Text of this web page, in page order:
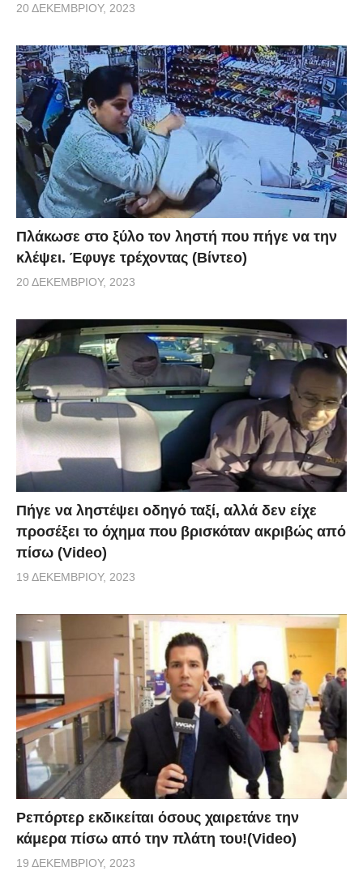
20 ΔΕΚΕΜΒΡΊΟΥ, 2023
Πλάκωσε στο ξύλο τον ληστή που πήγε να την
κλέψει. Έφυγε τρέχοντας (Βίντεο)
20 ΔΕΚΕΜΒΡΊΟΥ, 2023
Πήγε να ληστέψει οδηγό ταξί, αλλά δεν είχε
προσέξει το όχημα που βρισκόταν ακριβώς από
πίσω (Video)
19 ΔΕΚΕΜΒΡΊΟΥ, 2023
Ρεπόρτερ εκδικείται όσους χαιρετάνε την
κάμερα πίσω από την πλάτη του!(Video)
19 ΔΕΚΕΜΒΡΊΟΥ, 2023